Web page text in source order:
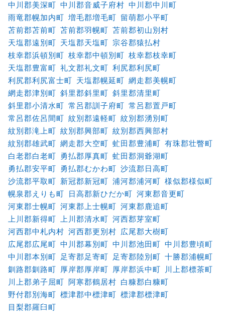
中川郡美深町 中川郡音威子府村 中川郡中川町
雨竜郡幌加内町 増毛郡増毛町 留萌郡小平町
苫前郡苫前町 苫前郡羽幌町 苫前郡初山別村
天塩郡遠別町 天塩郡天塩町 宗谷郡猿払村
枝幸郡浜頓別町 枝幸郡中頓別町 枝幸郡枝幸町
天塩郡豊富町 礼文郡礼文町 利尻郡利尻町
利尻郡利尻富士町 天塩郡幌延町 網走郡美幌町
網走郡津別町 斜里郡斜里町 斜里郡清里町
斜里郡小清水町 常呂郡訓子府町 常呂郡置戸町
常呂郡佐呂間町 紋別郡遠軽町 紋別郡湧別町
紋別郡滝上町 紋別郡興部町 紋別郡西興部村
紋別郡雄武町 網走郡大空町 虻田郡豊浦町 有珠郡壮瞥町
白老郡白老町
勇払郡厚真町 虻田郡洞爺湖町
勇払郡安平町
勇払郡むかわ町 沙流郡日高町
沙流郡平取町 新冠郡新冠町 浦河郡浦河町 様似郡様似町
幌泉郡えりも町
日高郡新ひだか町 河東郡音更町
河東郡士幌町 河東郡上士幌町 河東郡鹿追町
上川郡新得町
上川郡清水町 河西郡芽室町
河西郡中札内村 河西郡更別村 広尾郡大樹町
広尾郡広尾町 中川郡幕別町 中川郡池田町 中川郡豊頃町
中川郡本別町
足寄郡足寄町 足寄郡陸別町 十勝郡浦幌町
釧路郡釧路町
厚岸郡厚岸町 厚岸郡浜中町
川上郡標茶町
川上郡弟子屈町 阿寒郡鶴居村 白糠郡白糠町
野付郡別海町 標津郡中標津町 標津郡標津町
目梨郡羅臼町